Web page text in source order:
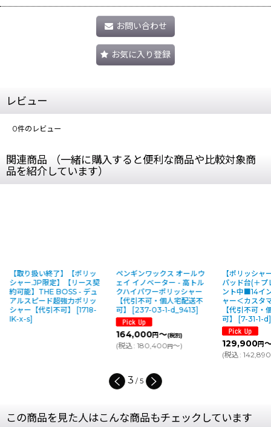
お問い合わせ
お気に入り登録
レビュー
0件のレビュー
関連商品 （一緒に購入すると便利な商品や比較対象商
品を紹介しています）
り扱い終了】【ポリッ
ー.JP限定】【リース契
能】THE BOSS - デュ
スピード超強力ポリッ
ー【代引不可】 [1718-
s]
ペンギンワックス オールウ
ェイ イノベーター - 高トル
クハイパワーポリッシャー
【代引不可・個人宅配送不
可】
237-03-1-d_9413
164,000円～(税別)
180,400円～)
【ポリッシャー.JP
パッド台(＋プレー
ント中■14インチ ポ
ャー＜カスタマイズ
【代引不可・個人宅
7-31-1-d]
129,900円～(税別)
142,890円 ～)
4 / 5
この商品を見た人はこんな商品もチェックしています